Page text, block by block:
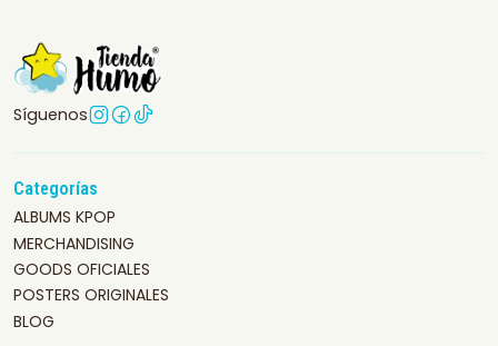
Síguenos
Categorías
ALBUMS KPOP
MERCHANDISING
GOODS OFICIALES
POSTERS ORIGINALES
BLOG